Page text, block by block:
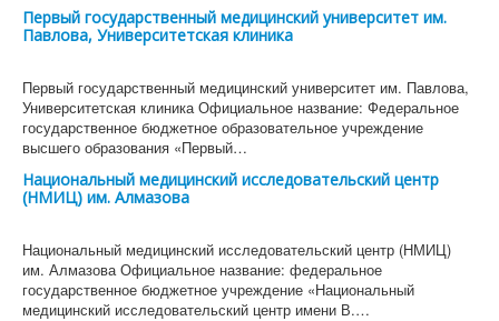
Первый государственный медицинский университет им.
Павлова, Университетская клиника
Первый государственный медицинский университет им. Павлова,
Университетская клиника Официальное название: Федеральное
государственное бюджетное образовательное учреждение
высшего образования «Первый…
Национальный медицинский исследовательский центр
(НМИЦ) им. Алмазова
Национальный медицинский исследовательский центр (НМИЦ)
им. Алмазова Официальное название: федеральное
государственное бюджетное учреждение «Национальный
медицинский исследовательский центр имени В.…